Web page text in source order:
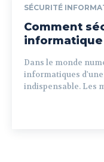
SÉCURITÉ
Comment
informatique
Dans le monde
informatiques
indispensable. Les